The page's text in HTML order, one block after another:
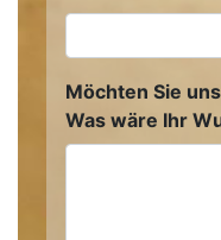
Möchten Sie
Was wäre Ihr